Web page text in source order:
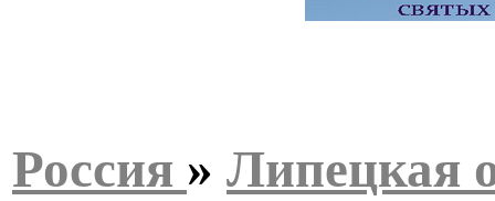
Россия » Липецкая